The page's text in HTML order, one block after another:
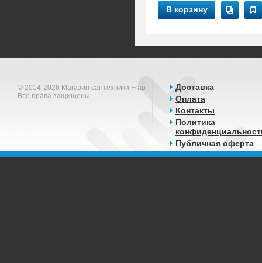
В корзину
© 2014-2026 Магазин сантехники Frap
Все права защищены
Доставка
Оплата
Контакты
Политика
Публичная оферта